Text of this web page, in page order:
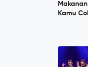
Kamu